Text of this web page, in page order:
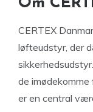
Om
CERTEX
løfteudstyr, der
de
er en central